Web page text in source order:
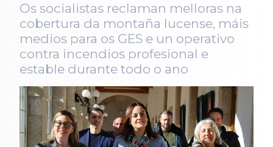
Os socialistas reclaman melloras na
cobertura da montaña lucense, máis
medios para os GES e un operativo
contra incendios profesional e
estable durante todo o ano